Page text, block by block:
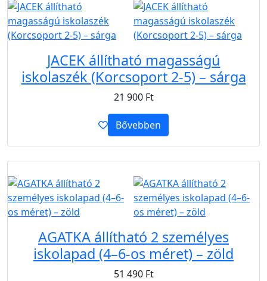
JACEK állítható magasságú
iskolaszék (Korcsoport 2-5) – sárga
21 900 Ft
Bővebben
AGATKA állítható 2 személyes
iskolapad (4–6-os méret) – zöld
51 490 Ft